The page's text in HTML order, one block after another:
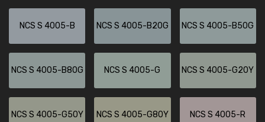
NCS S 4005-B NCS S 4005-B20G NCS S 4005-B50G
NCS S 4005-B80G NCS S 4005-G NCS S 4005-G20Y
NCS S 4005-G50Y NCS S 4005-G80Y NCS S 4005-R